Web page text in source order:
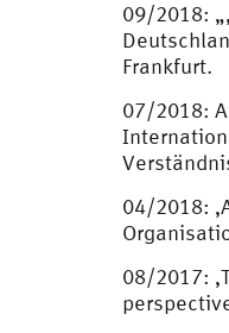
09/2018:
Frankfurt.
07/2018:
04/2018:
08/2017: